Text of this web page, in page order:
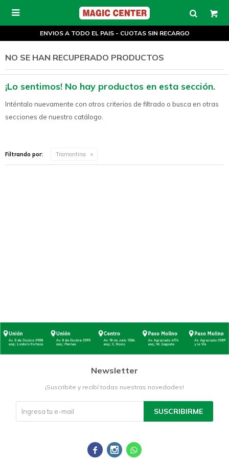

ENVIOS A TODO EL PAIS - CUOTAS SIN RECARGO
NO SE HAN RECUPERADO PRODUCTOS
¡Lo sentimos! No hay productos en esta sección.
Inténtalo nuevamente con otros criterios de filtrado o busca en otras
secciones de nuestro catálogo.
Filtrando por: Tramontina
Newsletter
¡Suscribite y recibí todas nuestras novedades!
SUSCRIBIRME
  